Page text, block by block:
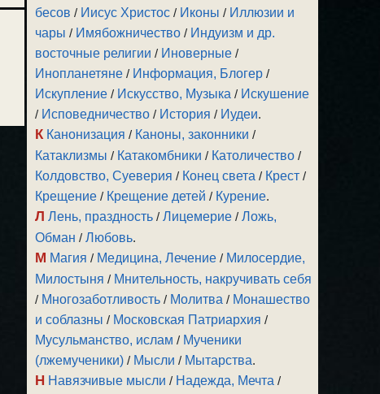
бесов / Иисус Христос / Иконы / Иллюзии и
чары / Имябожничество / Индуизм и др.
восточные религии / Иноверные /
Инопланетяне / Информация, Блогер /
Искупление / Искусство, Музыка / Искушение
/ Исповедничество / История / Иудеи.
К Канонизация / Каноны, законники /
Катаклизмы / Катакомбники / Католичество /
Колдовство, Суеверия / Конец света / Крест /
Крещение / Крещение детей / Курение.
Л Лень, праздность /Лицемерие /Ложь,
Обман /Любовь.
М Магия / Медицина, Лечение / Милосердие,
Милостыня / Мнительность, накручивать себя
/ Многозаботливость / Молитва / Монашество
и соблазны / Московская Патриархия /
Мусульманство, ислам / Мученики
(лжемученики) / Мысли / Мытарства.
Н Навязчивые мысли / Надежда, Мечта /